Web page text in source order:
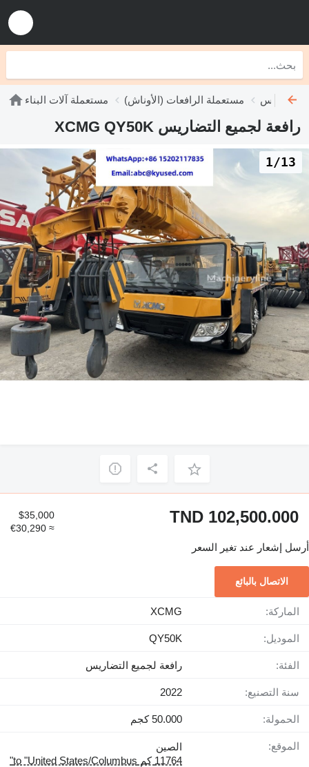
مستعملة آلات البناء مستعملة الرافعات (الأوناش) التضاريس
رافعة لجميع التضاريس XCMG QY50K
1/13
TND 102,500.000
$35,000
≈ €30,290
أرسل إشعار عند تغير السعر
الاتصال بالبائع
الماركة: XCMG
الموديل: QY50K
الفئة: رافعة لجميع التضاريس
سنة التصنيع: 2022
الحمولة: 50.000 كجم
الموقع:
الصين
11764 كم to "United States/Columbus"